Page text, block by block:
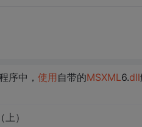
序中， 使用 自带的MSXML6.dll
）